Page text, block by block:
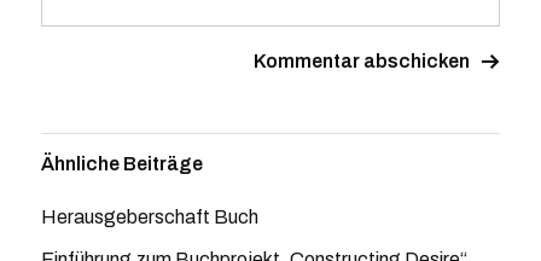
Ähnliche Beiträge
Herausgeberschaft Buch